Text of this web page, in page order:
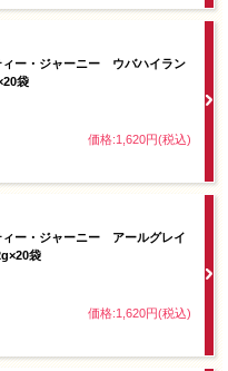
ー・ジャーニー ウバハイラン
袋
価格:1,620円(税込)
ー・ジャーニー アールグレイ
袋
価格:1,620円(税込)